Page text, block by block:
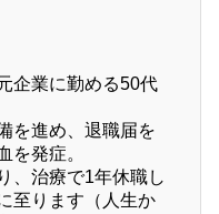
企業に勤める50代
を進め、退職届を
を発症。
、治療で1年休職し
至ります（人生か